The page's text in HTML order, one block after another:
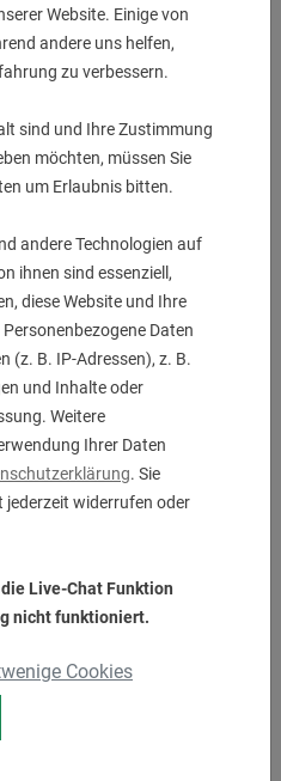
Website. Einige von
andere uns helfen,
zu verbessern.
sind und Ihre Zustimmung
möchten, müssen Sie
um Erlaubnis bitten.
andere Technologien auf
ihnen sind essenziell,
diese Website und Ihre
Daten
(z. B. IP-Adressen), z. B.
und Inhalte oder
Weitere
Ihrer Daten
. Sie
jederzeit widerrufen oder
Live-Chat Funktion
nicht funktioniert.
Cookies
Holder
40 mit VDI40 Revolver